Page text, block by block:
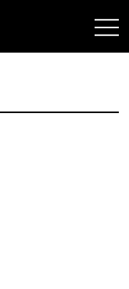
Lüdenscheid